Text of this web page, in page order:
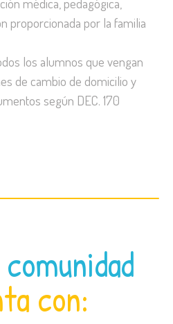
proporcionada por la familia
los alumnos que vengan
de cambio de domicilio y
según DEC. 170
con: